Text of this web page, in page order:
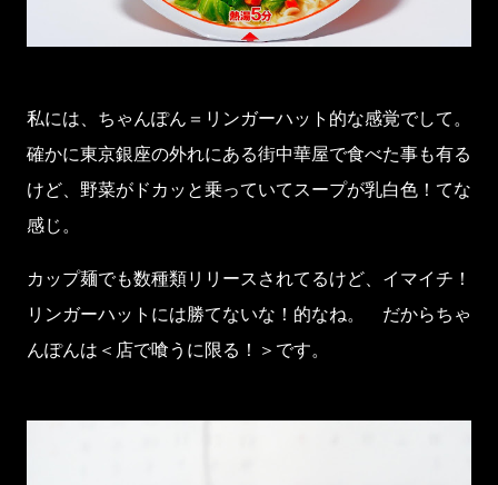
私には、ちゃんぽん＝リンガーハット的な感覚でして。
確かに東京銀座の外れにある街中華屋で食べた事も有る
けど、野菜がドカッと乗っていてスープが乳白色！てな
感じ。
カップ麺でも数種類リリースされてるけど、イマイチ！
リンガーハットには勝てないな！的なね。 だからちゃ
んぽんは＜店で喰うに限る！＞です。